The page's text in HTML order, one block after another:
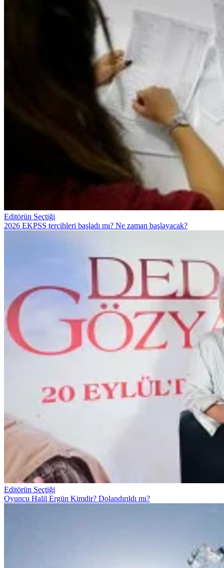
Editörün Seçtiği
2026 EKPSS tercihleri başladı mı? Ne zaman başlayacak?
Editörün Seçtiği
Oyuncu Halil Ergün Kimdir? Dolandırıldı mı?